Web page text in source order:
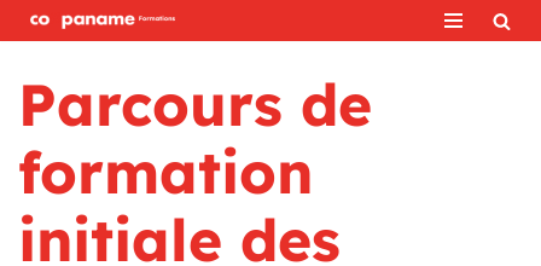
au
contenu
Parcours de
formation
initiale des